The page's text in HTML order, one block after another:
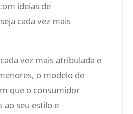
ideias de
cada vez mais
vez mais atribulada e
o modelo de
que o consumidor
ao seu estilo e